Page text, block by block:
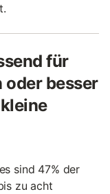
für
oder besser
sind 47% der
zu acht